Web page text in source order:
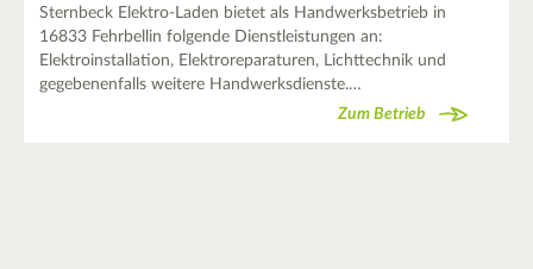
Sternbeck Elektro-Laden bietet als Handwerksbetrieb in
16833 Fehrbellin folgende Dienstleistungen an:
Elektroinstallation, Elektroreparaturen, Lichttechnik und
gegebenenfalls weitere Handwerksdienste.…
Zum Betrieb